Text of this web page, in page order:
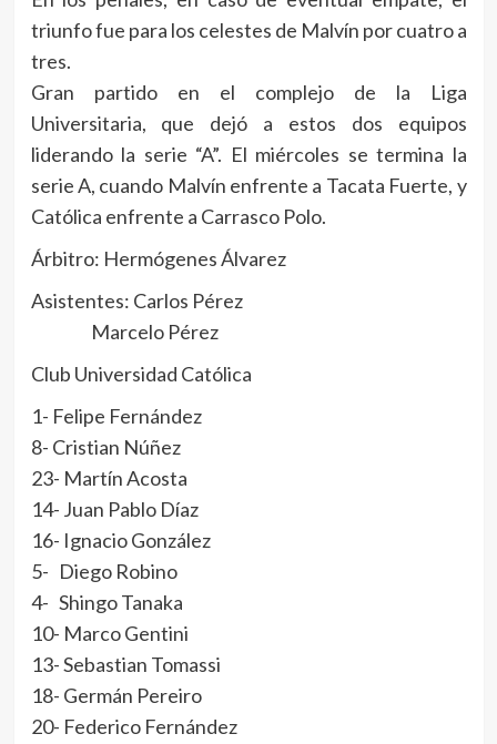
triunfo fue para los celestes de Malvín por cuatro a
tres.
Gran partido en el complejo de la Liga
Universitaria, que dejó a estos dos equipos
liderando la serie “A”. El miércoles se termina la
serie A, cuando Malvín enfrente a Tacata Fuerte, y
Católica enfrente a Carrasco Polo.
Árbitro: Hermógenes Álvarez
Asistentes: Carlos Pérez
Marcelo Pérez
Club Universidad Católica
1- Felipe Fernández
8- Cristian Núñez
23- Martín Acosta
14- Juan Pablo Díaz
16- Ignacio González
5- Diego Robino
4- Shingo Tanaka
10- Marco Gentini
13- Sebastian Tomassi
18- Germán Pereiro
20- Federico Fernández